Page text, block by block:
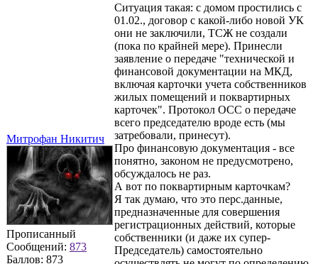
Митрофан Никитич
Прописанный
Сообщений: 873
Баллов: 873
Ситуация такая: с домом простились с
01.02., договор с какой-либо новой УК
они не заключили, ТСЖ не создали
(пока по крайней мере). Принесли
заявление о передаче "технической и
финансовой документации на МКД,
включая карточки учета собственников
жилых помещений и поквартирных
карточек". Протокол ОСС о передаче
всего председателю вроде есть (мы
затребовали, принесут).
Про финансовую документация - все
понятно, законом не предусмотрено,
обсуждалось не раз.
А вот по поквартирным карточкам?
Я так думаю, что это перс.данные,
предназначенные для совершения
регистрационных действий, которые
собственники (и даже их супер-
Председатель) самостоятельно